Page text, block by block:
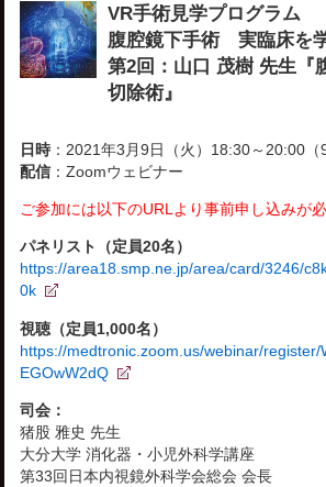
VR手術見学プログラム
腹腔鏡下手術 実臨床を
第2回：山口 茂樹 先生『
切除術』
日時：2021年3月9日（火）18:30～20:00（
配信：Zoomウェビナー
ご参加には以下のURLより事前申し込みが必
パネリスト（定員20名）
https://area18.smp.ne.jp/area/card/3246/
0k
視聴（定員1,000名）
https://medtronic.zoom.us/webinar/register/
EGOwW2dQ
司会：
猪股 雅史 先生
大分大学 消化器・小児外科学講座
第33回日本内視鏡外科学会総会 会長